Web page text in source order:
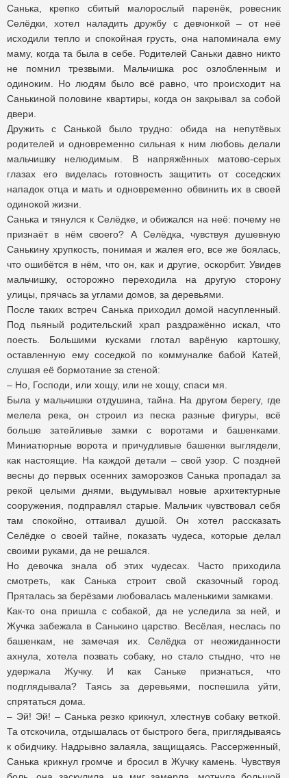
Санька, крепко сбитый малорослый паренёк, ровесник
Селёдки, хотел наладить дружбу с девчонкой – от неё
исходили тепло и спокойная грусть, она напоминала ему
маму, когда та была в себе. Родителей Саньки давно никто
не помнил трезвыми. Мальчишка рос озлобленным и
одиноким. Но людям было всё равно, что происходит на
Санькиной половине квартиры, когда он закрывал за собой
двери.
Дружить с Санькой было трудно: обида на непутёвых
родителей и одновременно сильная к ним любовь делали
мальчишку нелюдимым. В напряжённых матово-серых
глазах его виделась готовность защитить от соседских
нападок отца и мать и одновременно обвинить их в своей
одинокой жизни.
Санька и тянулся к Селёдке, и обижался на неё: почему не
признаёт в нём своего? А Селёдка, чувствуя душевную
Санькину хрупкость, понимая и жалея его, все же боялась,
что ошибётся в нём, что он, как и другие, оскорбит. Увидев
мальчишку, осторожно переходила на другую сторону
улицы, прячась за углами домов, за деревьями.
После таких встреч Санька приходил домой насупленный.
Под пьяный родительский храп раздражённо искал, что
поесть. Большими кусками глотал варёную картошку,
оставленную ему соседкой по коммуналке бабой Катей,
слушая её бормотание за стеной:
– Но, Господи, или хощу, или не хощу, спаси мя.
Была у мальчишки отдушина, тайна. На другом берегу, где
мелела река, он строил из песка разные фигуры, всё
больше затейливые замки с воротами и башенками.
Миниатюрные ворота и причудливые башенки выглядели,
как настоящие. На каждой детали – свой узор. С поздней
весны до первых осенних заморозков Санька пропадал за
рекой целыми днями, выдумывал новые архитектурные
сооружения, подправлял старые. Мальчик чувствовал себя
там спокойно, оттаивал душой. Он хотел рассказать
Селёдке о своей тайне, показать чудеса, которые делал
своими руками, да не решался.
Но девочка знала об этих чудесах. Часто приходила
смотреть, как Санька строит свой сказочный город.
Пряталась за берёзами любовалась маленькими замками.
Как-то она пришла с собакой, да не уследила за ней, и
Жучка забежала в Санькино царство. Весёлая, неслась по
башенкам, не замечая их. Селёдка от неожиданности
ахнула, хотела позвать собаку, но стало стыдно, что не
удержала Жучку. И как Саньке признаться, что
подглядывала? Таясь за деревьями, поспешила уйти,
спрятаться дома.
– Эй! Эй! – Санька резко крикнул, хлестнув собаку веткой.
Та отскочила, отдышалась от быстрого бега, приглядываясь
к обидчику. Надрывно залаяла, защищаясь. Рассерженный,
Санька крикнул громче и бросил в Жучку камень. Чувствуя